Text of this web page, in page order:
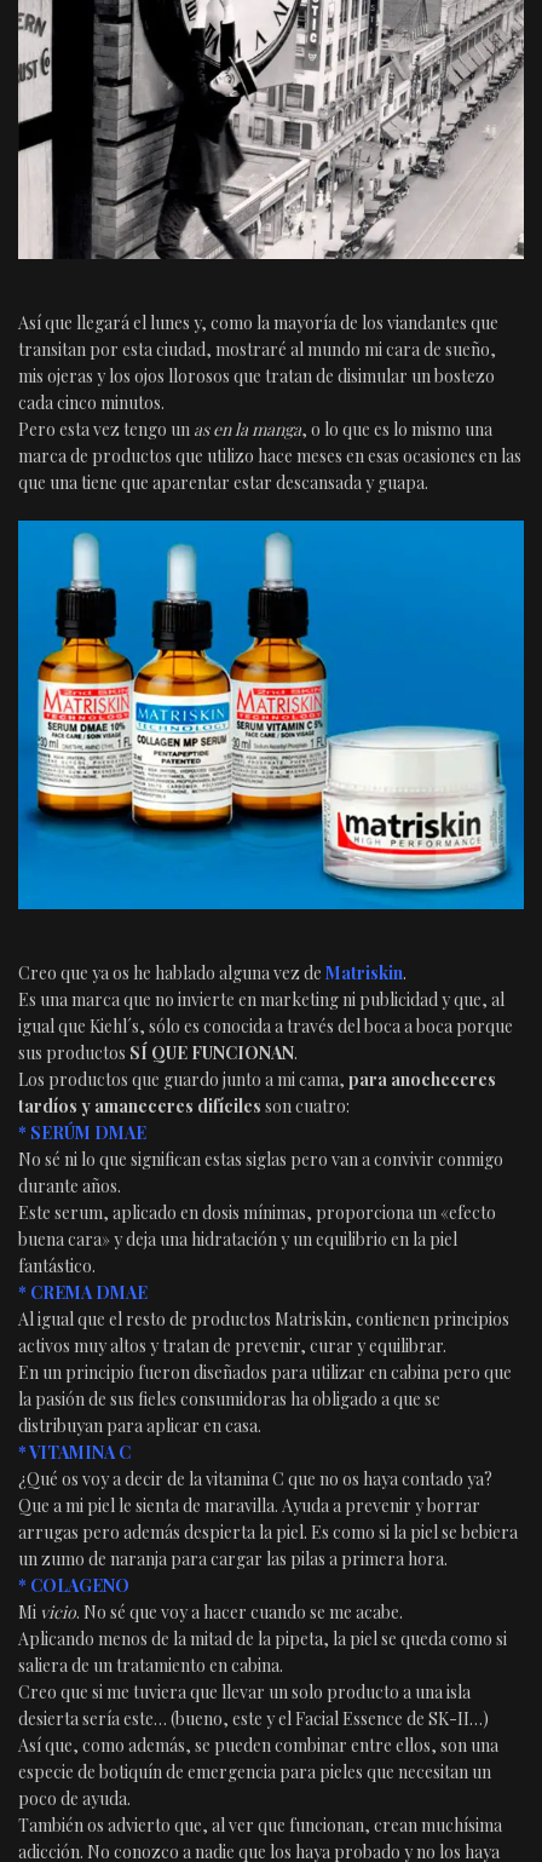
Así que llegará el lunes y, como la mayoría de los viandantes que
transitan por esta ciudad, mostraré al mundo mi cara de sueño,
mis ojeras y los ojos llorosos que tratan de disimular un bostezo
cada cinco minutos.
Pero esta vez tengo un as en la manga, o lo que es lo mismo una
marca de productos que utilizo hace meses en esas ocasiones en las
que una tiene que aparentar estar descansada y guapa.
Creo que ya os he hablado alguna vez de Matriskin.
Es una marca que no invierte en marketing ni publicidad y que, al
igual que Kiehl´s, sólo es conocida a través del boca a boca porque
sus productos SÍ QUE FUNCIONAN.
Los productos que guardo junto a mi cama, para anocheceres
tardíos y amaneceres difíciles son cuatro:
* SERÚM DMAE
No sé ni lo que significan estas siglas pero van a convivir conmigo
durante años.
Este serum, aplicado en dosis mínimas, proporciona un «efecto
buena cara» y deja una hidratación y un equilibrio en la piel
fantástico.
* CREMA DMAE
Al igual que el resto de productos Matriskin, contienen principios
activos muy altos y tratan de prevenir, curar y equilibrar.
En un principio fueron diseñados para utilizar en cabina pero que
la pasión de sus fieles consumidoras ha obligado a que se
distribuyan para aplicar en casa.
* VITAMINA C
¿Qué os voy a decir de la vitamina C que no os haya contado ya?
Que a mi piel le sienta de maravilla. Ayuda a prevenir y borrar
arrugas pero además despierta la piel. Es como si la piel se bebiera
un zumo de naranja para cargar las pilas a primera hora.
* COLAGENO
Mi vicio. No sé que voy a hacer cuando se me acabe.
Aplicando menos de la mitad de la pipeta, la piel se queda como si
saliera de un tratamiento en cabina.
Creo que si me tuviera que llevar un solo producto a una isla
desierta sería este… (bueno, este y el Facial Essence de SK-II…)
Así que, como además, se pueden combinar entre ellos, son una
especie de botiquín de emergencia para pieles que necesitan un
poco de ayuda.
También os advierto que, al ver que funcionan, crean muchísima
adicción. No conozco a nadie que los haya probado y no los haya